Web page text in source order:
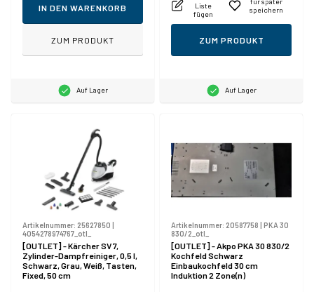
IN DEN WARENKORB
ZUM PRODUKT
Auf Lager
Liste
fügen
speichern
ZUM PRODUKT
Auf Lager
Artikelnummer: 25627850
4054278974767_otl_
[OUTLET] - Kärcher SV 7,
Zylinder-Dampfreiniger, 0,5 l,
Schwarz, Grau, Weiß, Tasten,
Fixed, 50 cm
Artikelnummer: 20587758
PKA 30
830/2_otl_
[OUTLET] - Akpo PKA 30 830/2
Kochfeld Schwarz
Einbaukochfeld 30 cm
Induktion 2 Zone(n)